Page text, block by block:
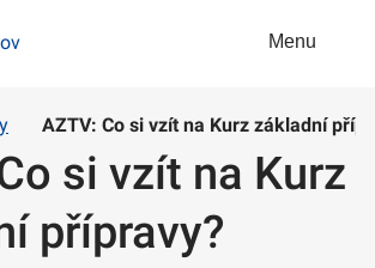
Menu
AZTV: Co si vzít na Kurz základní
si vzít na Kurz
přípravy?